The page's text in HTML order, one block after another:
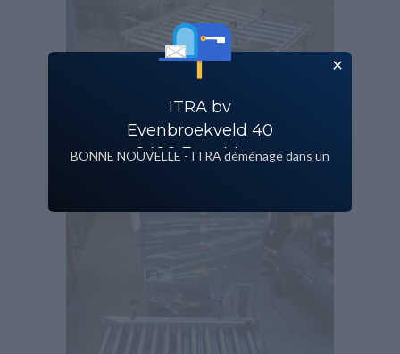
ITRA bv
Evenbroekveld 40
9420 Erpe Mere
BONNE NOUVELLE - ITRA déménage dans un